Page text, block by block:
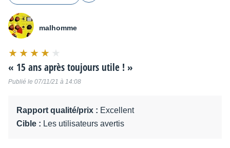
malhomme
8
sur
« 15 ans après toujours utile ! »
Publié le 07/11/21 à 14:08
Rapport qualité/prix : Excellent
Cible : Les utilisateurs avertis